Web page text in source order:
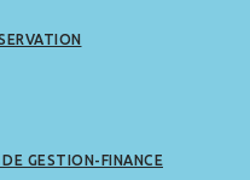
GESTION-FINANCE